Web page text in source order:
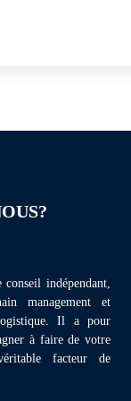
conseil indépendant,
management et
Il a pour
à faire de votre
facteur de